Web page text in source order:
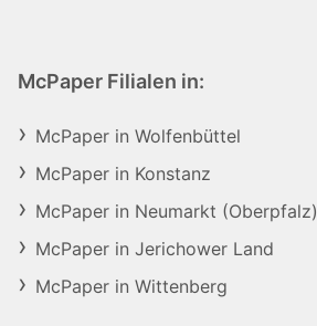
McPaper Filialen in:
McPaper in Wolfenbüttel
McPaper in Konstanz
McPaper in Neumarkt (Oberpfalz)
McPaper in Jerichower Land
McPaper in Wittenberg